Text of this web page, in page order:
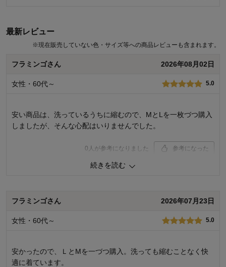
最新レビュー
※現在販売していない色・サイズ等への商品レビューも含まれます。
フラミンゴさん 2026年08月02日
女性・60代～ 5.0
安い商品は、洗っているうちに縮むので、MとLを一枚づつ購入
しましたが、そんな心配はいりませんでした。
0 人が参考になりました 参考になった
お気に入りポイント：
デザイン、色、サイズ、通気性、着心
続きを読む
フラミンゴさん 2026年07月23日
女性・60代～ 5.0
安かったので、ＬとМを一づつ購入。洗っても縮むことなく快
適に着ています。